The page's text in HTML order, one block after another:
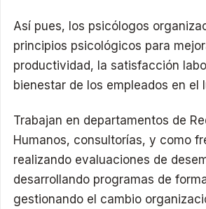
Así pues, los psicólogos
principios psicológicos para
productividad, la satisfacción
bienestar de los empleados en el
Trabajan en departamentos de
Humanos, consultorías, y como
realizando evaluaciones de
desarrollando programas de
gestionando el cambio